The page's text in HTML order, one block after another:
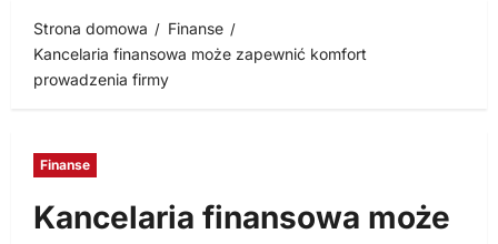
Strona domowa
Finanse
Kancelaria finansowa może zapewnić komfort
prowadzenia firmy
Finanse
Kancelaria finansowa może